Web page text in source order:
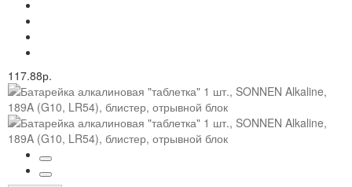
117.88р.